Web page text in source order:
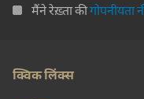
मैंने रेख़्ता कीगोपनीयता
क्विक लिंक्स